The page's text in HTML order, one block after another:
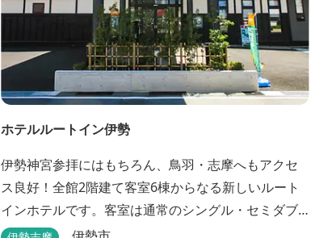
ホテルルートイン伊勢
伊勢神宮参拝にはもちろん、鳥羽・志摩へもアクセ
ス良好！全館2階建て客室6棟からなる新しいルート
インホテルです。客室は通常のシングル・セミダブ
ル・ ツインの他、畳敷きの和室もご用意しておりま